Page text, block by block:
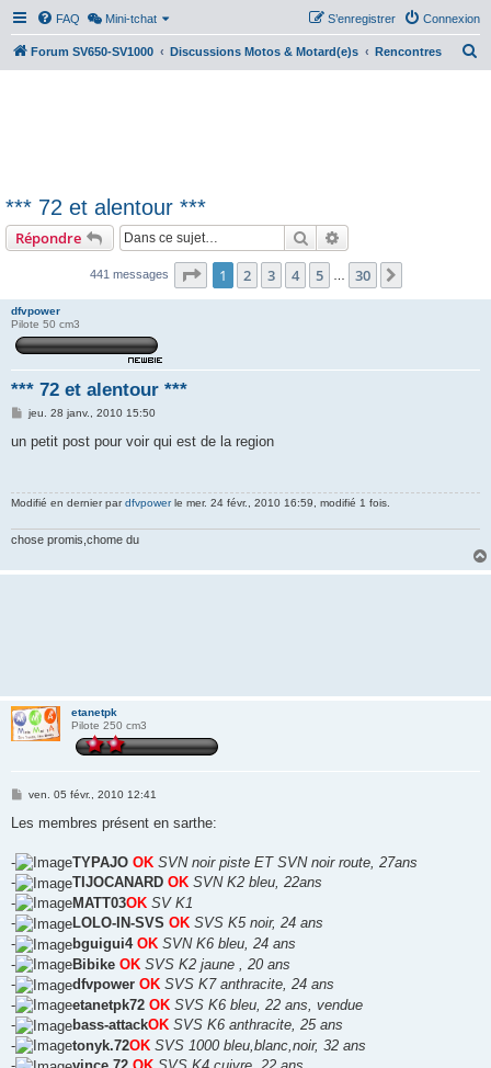
FAQ Mini-tchat Connexion
S’enregistrer
Forum SV650-SV1000 Discussions Motos & Motard(e)s Rencontres
*** 72 et alentour ***
Répondre Rechercher
441 messages Page 1sur30
1 2 3 4 5 30
dfvpower
Pilote 50 cm3
*** 72 et alentour ***
M
s
e
jeu. 28 janv., 2010 15:50
un petit post pour voir qui est de la region
Modifié en dernier pardfvpowerle mer. 24 févr., 2010 16:59, modifié 1 fois.
chose promis,chome du
etanetpk
Pilote 250 cm3
M
s
g
e
ven. 05 févr., 2010 12:41
Les membres présent en sarthe:
- TYPAJO OK SVN noir piste ET SVN noir route, 27ans
-
TIJOCANARD OK SVN K2 bleu, 22ans
-
MATT03OK SV K1
-
LOLO-IN-SVS OK SVS K5 noir, 24 ans
-
bguigui4 OK SVN K6 bleu, 24 ans
-
Bibike OK SVS K2 jaune , 20 ans
-
dfvpower OK SVS K7 anthracite, 24 ans
-
etanetpk72 OK SVS K6 bleu, 22 ans, vendue
-
bass-attackOK SVS K6 anthracite, 25 ans
-
tonyk.72OK SVS 1000 bleu,blanc,noir, 32 ans